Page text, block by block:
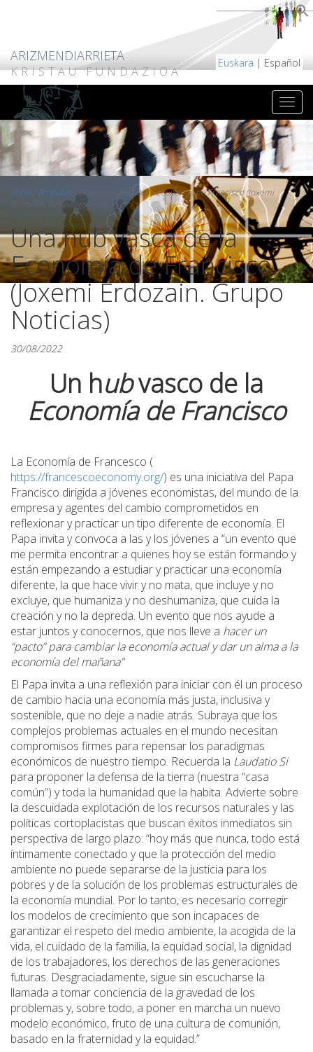
ARIZMENDIARRIETA
KRISTAU FUNDAZIOA
Euskara | Español
Inicio/ Artículos /Una hub vasca de la Economía de Francisco.(Joxemi
Erdozain. Grupo Noticias)
Una hub vasca de la
Economía de Francisco.
(Joxemi Erdozain. Grupo
Noticias)
30/08/2022
Un hubvasco de la
Economía de Francisco
La Economía de Francesco (
https://francescoeconomy.org/) es una iniciativa del Papa
Francisco dirigida a jóvenes economistas, del mundo de la
empresa y agentes del cambio comprometidos en
reflexionar y practicar un tipo diferente de economía. El
Papa invita y convoca a las y los jóvenes a “un evento que
me permita encontrar a quienes hoy se están formando y
están empezando a estudiar y practicar una economía
diferente, la que hace vivir y no mata, que incluye y no
excluye, que humaniza y no deshumaniza, que cuida la
creación y no la depreda. Un evento que nos ayude a
estar juntos y conocernos, que nos lleve a hacer un
“pacto” para cambiar la economía actual y dar un alma a la
economía del mañana”
El Papa invita a una reflexión para iniciar con él un proceso
de cambio hacia una economía más justa, inclusiva y
sostenible, que no deje a nadie atrás. Subraya que los
complejos problemas actuales en el mundo necesitan
compromisos firmes para repensar los paradigmas
económicos de nuestro tiempo. Recuerda la Laudatio Si
para proponer la defensa de la tierra (nuestra “casa
común”) y toda la humanidad que la habita. Advierte sobre
la descuidada explotación de los recursos naturales y las
políticas cortoplacistas que buscan éxitos inmediatos sin
perspectiva de largo plazo: “hoy más que nunca, todo está
íntimamente conectado y que la protección del medio
ambiente no puede separarse de la justicia para los
pobres y de la solución de los problemas estructurales de
la economía mundial. Por lo tanto, es necesario corregir
los modelos de crecimiento que son incapaces de
garantizar el respeto del medio ambiente, la acogida de la
vida, el cuidado de la familia, la equidad social, la dignidad
de los trabajadores, los derechos de las generaciones
futuras. Desgraciadamente, sigue sin escucharse la
llamada a tomar conciencia de la gravedad de los
problemas y, sobre todo, a poner en marcha un nuevo
modelo económico, fruto de una cultura de comunión,
basado en la fraternidad y la equidad.”